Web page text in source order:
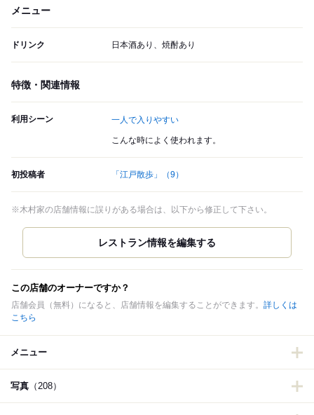
メニュー
ドリンク 日本酒あり、焼酎あり
特徴・関連情報
利用シーン 一人で入りやすい
こんな時によく使われます。
初投稿者 「江戸散歩」 （9）
※木村家の店舗情報に誤りがある場合は、以下から修正して下さい。
この店舗のオーナーですか？
店舗会員（無料）になると、店舗情報を編集することができます。 詳しくは
こちら
メニュー
写真 （208）